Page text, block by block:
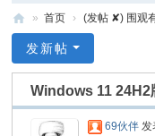
爱
» 首页 › (发帖 ✘) 围观
发新帖
Windows 11 24H2
69伙伴 发